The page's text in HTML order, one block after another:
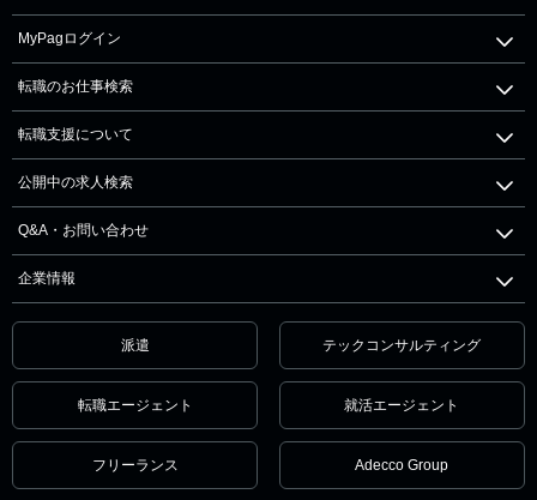
MyPagログイン
転職のお仕事検索
転職支援について
公開中の求人検索
Q&A・お問い合わせ
企業情報
派遣 テックコンサルティング
転職エージェント 就活エージェント
フリーランス Adecco Group